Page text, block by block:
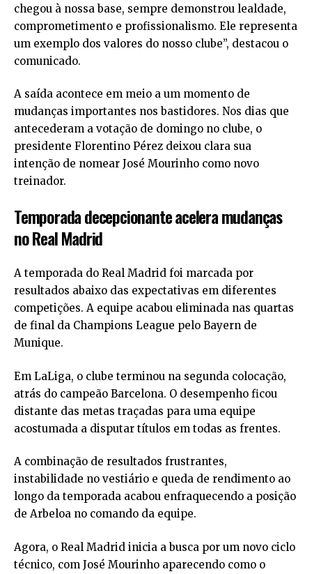
chegou à nossa base, sempre demonstrou lealdade,
comprometimento e profissionalismo. Ele representa
um exemplo dos valores do nosso clube”, destacou o
comunicado.
A saída acontece em meio a um momento de
mudanças importantes nos bastidores. Nos dias que
antecederam a votação de domingo no clube, o
presidente Florentino Pérez deixou clara sua
intenção de nomear José Mourinho como novo
treinador.
Temporada decepcionante acelera mudanças
no Real Madrid
A temporada do Real Madrid foi marcada por
resultados abaixo das expectativas em diferentes
competições. A equipe acabou eliminada nas quartas
de final da Champions League pelo Bayern de
Munique.
Em LaLiga, o clube terminou na segunda colocação,
atrás do campeão Barcelona. O desempenho ficou
distante das metas traçadas para uma equipe
acostumada a disputar títulos em todas as frentes.
A combinação de resultados frustrantes,
instabilidade no vestiário e queda de rendimento ao
longo da temporada acabou enfraquecendo a posição
de Arbeloa no comando da equipe.
Agora, o Real Madrid inicia a busca por um novo ciclo
técnico, com José Mourinho aparecendo como o